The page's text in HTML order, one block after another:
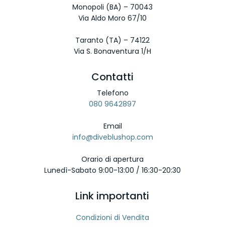
Monopoli (BA) – 70043
Via Aldo Moro 67/10
Taranto (TA) – 74122
Via S. Bonaventura 1/H
Contatti
Telefono
080 9642897
Email
info@diveblushop.com
Orario di apertura
Lunedì-Sabato 9:00-13:00 / 16:30-20:30
Link importanti
Condizioni di Vendita